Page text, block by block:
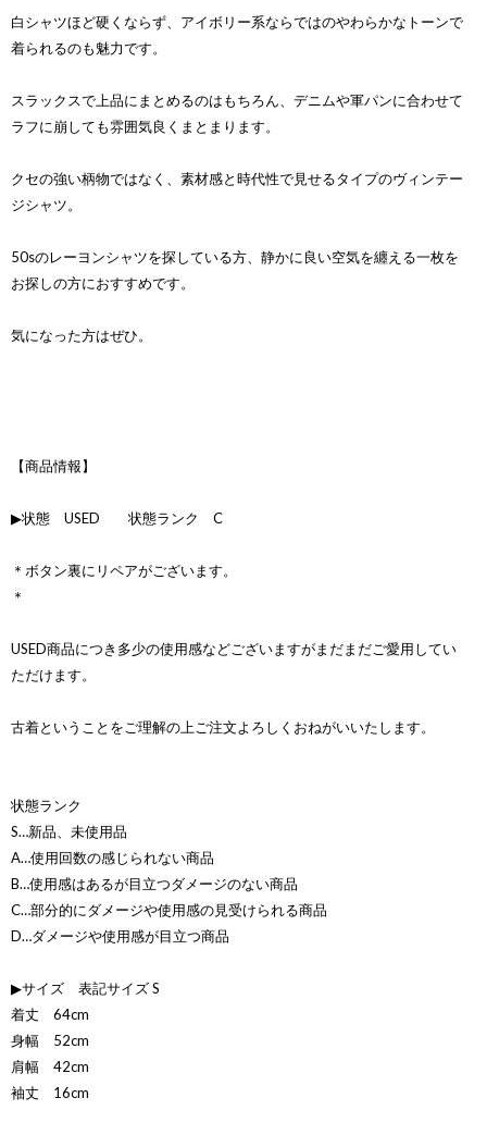
白シャツほど硬くならず、アイボリー系ならではのやわらかなトーンで
着られるのも魅力です。
スラックスで上品にまとめるのはもちろん、デニムや軍パンに合わせて
ラフに崩しても雰囲気良くまとまります。
クセの強い柄物ではなく、素材感と時代性で見せるタイプのヴィンテー
ジシャツ。
50sのレーヨンシャツを探している方、静かに良い空気を纏える一枚を
お探しの方におすすめです。
気になった方はぜひ。
【商品情報】
▶状態 USED 状態ランク C
＊ボタン裏にリペアがございます。
＊
USED商品につき多少の使用感などございますがまだまだご愛用してい
ただけます。
古着ということをご理解の上ご注文よろしくおねがいいたします。
状態ランク
S…新品、未使用品
A…使用回数の感じられない商品
B…使用感はあるが目立つダメージのない商品
C…部分的にダメージや使用感の見受けられる商品
D…ダメージや使用感が目立つ商品
▶サイズ 表記サイズ S
着丈 64cm
身幅 52cm
肩幅 42cm
袖丈 16cm